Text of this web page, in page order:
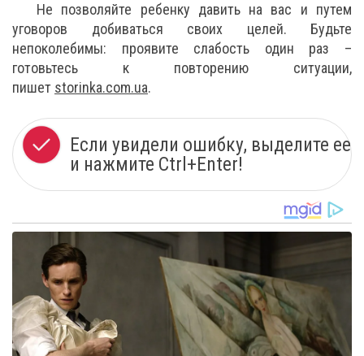
Не позволяйте ребенку давить на вас и путем
уговоров добиваться своих целей. Будьте
непоколебимы: проявите слабость один раз –
готовьтесь к повторению ситуации,
пишет storinka.com.ua.
Если увидели ошибку, выделите ее
и нажмите Ctrl+Enter!